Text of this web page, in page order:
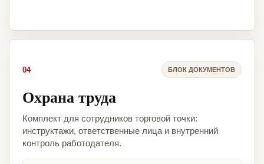
04 БЛОК ДОКУМЕНТОВ
Охрана труда
Комплект для сотрудников торговой точки:
инструктажи, ответственные лица и внутренний
контроль работодателя.